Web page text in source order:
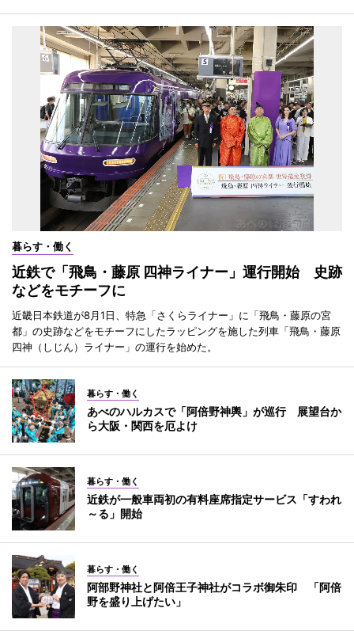
暮らす・働く
近鉄で「飛鳥・藤原 四神ライナー」運行開始 史跡
などをモチーフに
近畿日本鉄道が8月1日、特急「さくらライナー」に「飛鳥・藤原の宮
都」の史跡などをモチーフにしたラッピングを施した列車「飛鳥・藤原
四神（しじん）ライナー」の運行を始めた。
暮らす・働く
あべのハルカスで「阿倍野神輿」が巡行 展望台か
ら大阪・関西を厄よけ
暮らす・働く
近鉄が一般車両初の有料座席指定サービス「すわれ
～る」開始
暮らす・働く
阿部野神社と阿倍王子神社がコラボ御朱印 「阿倍
野を盛り上げたい」